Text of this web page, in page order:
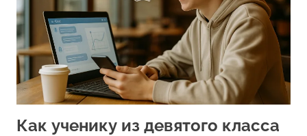
Как ученику из девятого класса